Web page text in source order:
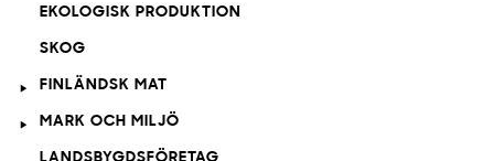
EKOLOGISK PRODUKTION
SKOG
FINLÄNDSK MAT
MARK OCH MILJÖ